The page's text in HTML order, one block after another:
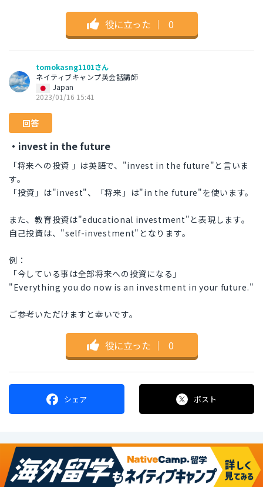
役に立った ｜ 0
tomokasng1101さん
ネイティブキャンプ英会話講師
Japan
2023/01/16 15:41
回答
・invest in the future
「将来への投資 」は英語で、"invest in the future"と言いま
す。
「投資」は"invest"、「将来」は"in the future"を使います。
また、教育投資は"educational investment"と表現します。
自己投資は、"self-investment"となります。
例：
「今している事は全部将来への投資になる」
"Everything you do now is an investment in your future."
ご参考いただけますと幸いです。
役に立った ｜ 0
シェア ポスト